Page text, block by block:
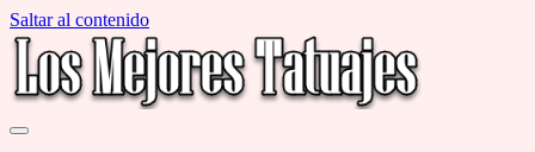
Saltar al contenido
Miles de Imágenes de Tatuajes en Galerías